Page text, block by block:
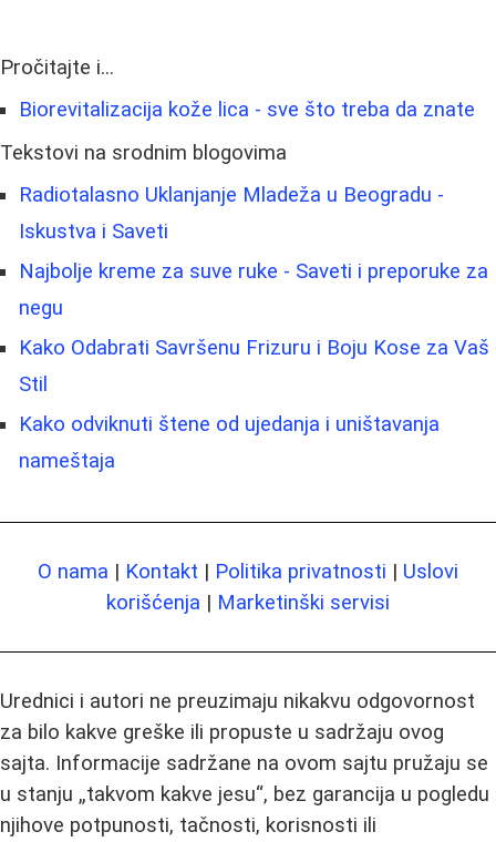
Pročitajte i...
Biorevitalizacija kože lica - sve što treba da znate
Tekstovi na srodnim blogovima
Radiotalasno Uklanjanje Mladeža u Beogradu -
Iskustva i Saveti
Najbolje kreme za suve ruke - Saveti i preporuke za
negu
Kako Odabrati Savršenu Frizuru i Boju Kose za Vaš
Stil
Kako odviknuti štene od ujedanja i uništavanja
nameštaja
O nama | Kontakt | Politika privatnosti | Uslovi
korišćenja | Marketinški servisi
Urednici i autori ne preuzimaju nikakvu odgovornost
za bilo kakve greške ili propuste u sadržaju ovog
sajta. Informacije sadržane na ovom sajtu pružaju se
u stanju „takvom kakve jesu“, bez garancija u pogledu
njihove potpunosti, tačnosti, korisnosti ili